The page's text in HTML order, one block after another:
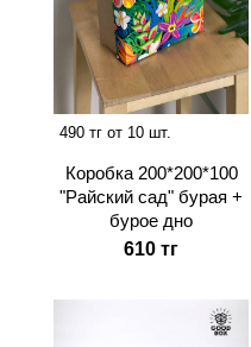
490 тг от 10 шт.
Коробка 200*200*100
"Райский сад" бурая +
бурое дно
610 тг